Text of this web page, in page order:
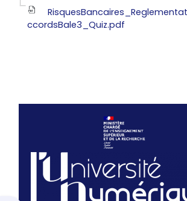
ccordsBale3_Quiz.pdf